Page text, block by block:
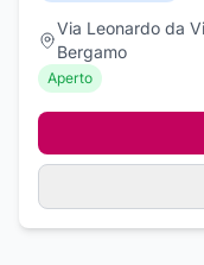
Via Leonardo da
Bergamo
Aperto